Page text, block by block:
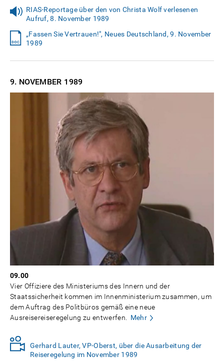
RIAS-Reportage über den von Christa Wolf verlesenen
Aufruf, 8. November 1989
„Fassen Sie Vertrauen!", Neues Deutschland, 9. November
1989
9. NOVEMBER 1989
09.00
Vier Offiziere des Ministeriums des Innern und der
Staatssicherheit kommen im Innenministerium zusammen, um
dem Auftrag des Politbüros gemäß eine neue
Ausreisereiseregelung zu entwerfen.
Mehr
Gerhard Lauter, VP-Oberst, über die Ausarbeitung der
Reiseregelung im November 1989